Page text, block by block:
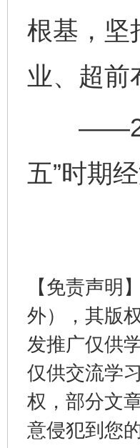
根基，坚
业、超前
五”时期
【免责声明
外），其版
发推广仅供
仅供交流学
权，部分文
意侵犯到您
千年窑火 生